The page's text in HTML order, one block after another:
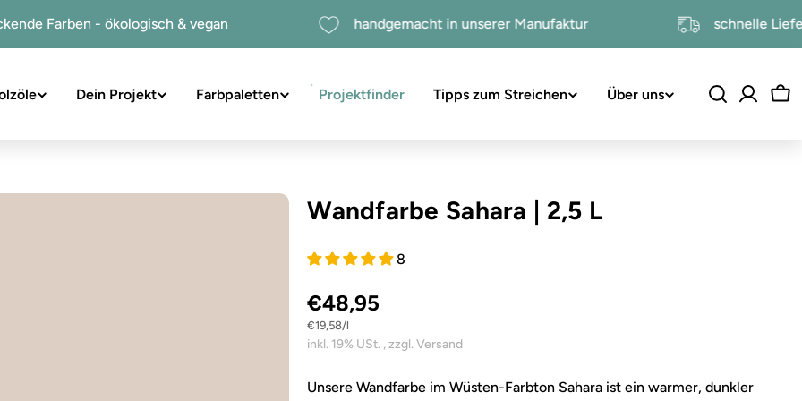
Farben - ökologisch & vegan handgemacht in unserer Manufaktur
Dein Projekt Farbpaletten Projektfinder Tipps zum Streichen Über uns
suchen
Wandfarbe Sahara 2,5 L
8
€48,95
Stückpreis
€19,58/
pro l
inkl. 19% USt. , zzgl. Versand
Unsere Wandfarbe im Wüsten-Farbton Sahara ist ein warmer, dunkler